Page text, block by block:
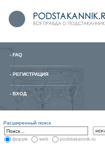
- FAQ
- РЕГИСТРАЦИЯ
- ВХОД
Расширенный поиск
форум web podstakannik.ru